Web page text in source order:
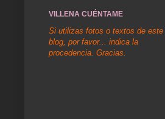
VILLENA CUÉNTAME
Si utilizas fotos o textos de este
blog, por favor... indica la
procedencia. Gracias.